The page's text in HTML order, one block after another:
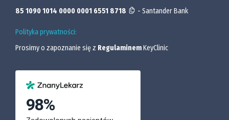
85 1090 1014 0000 0001 6551 8718
- Santander Bank
Polityka prywatności:
Prosimy o zapoznanie się z RegulaminemKeyClinic